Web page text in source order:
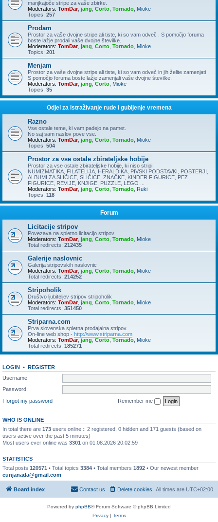
manjkajoče stripe za vaše zbirke.
Moderators: TomDar, jang Corto Tornado Mioke
Topics: 257
Prodam
Prostor za vaše dvojne stripe ali tiste, ki so vam odveč . S pomočjo foruma
boste lažje prodali vaše dvojne številke.
Moderators: TomDar, jang Corto Tornado Mioke
Topics: 201
Menjam
Prostor za vaše dvojne stripe ali tiste, ki so vam odveč in jih želite zamenjati .
S pomočjo foruma boste lažje zamenjali vaše dvojne številke.
Moderators: TomDar, jang Corto Mioke
Topics: 35
Odjel za istraživanje rude i gubljenje vremena
Razno
Vse ostale teme, ki vam padejo na pamet.
No saj sam naslov pove vse.
Moderators: TomDar, jang Corto Tornado Mioke
Topics: 504
Prostor za vse ostale zbirateljske hobije
Prostor za vse ostale zbirateljske hobije, ki niso stripi:
NUMIZMATIKA, FILATELIJA, HERALDIKA, PIVSKI PODSTAVKI, POSTERJI,
ALBUMI ZA SLIČICE, SLIČICE, ZNAČKE, KINDER FIGURICE, PEZ
FIGURICE, REVIJE, KNJIGE, PUZZLE, LEGO ...
Moderators: TomDar, jang Corto Tornado Ruki
Topics: 118
Forum
Licitacije stripov
Povezava na spletno licitacijo stripov
Moderators: TomDar, jang Corto Tornado Mioke
Total redirects: 212435
Galerije naslovnic
Galerija stripovskih naslovnic
Moderators: TomDar, jang Corto Tornado Mioke
Total redirects: 214252
Stripoholik
Društvo ljubiteljev stripov stripoholik
Moderators: TomDar, jang Corto Tornado Mioke
Total redirects: 351450
Striparna.com
Prva slovenska spletna prodajalna stripov.
On-line web shop - http://www.striparna.com
Moderators: TomDar, jang Corto Tornado Mioke
Total redirects: 185271
LOGIN • REGISTER
Username:
Password:
I forgot my password
Remember me
WHO IS ONLINE
In total there are 173 users online :: 2 registered, 0 hidden and 171 guests (based on
users active over the past 5 minutes)
Most users ever online was 3301 on 01.08.2026 20:02:59
STATISTICS
Total posts 120571 • Total topics 3384 • Total members 1892 • Our newest member
cunjanada@gmail.com
Board index All times are UTC+02:00
Delete cookies
Contact us
Powered by phpBB® Forum Software © phpBB Limited
Privacy| Terms